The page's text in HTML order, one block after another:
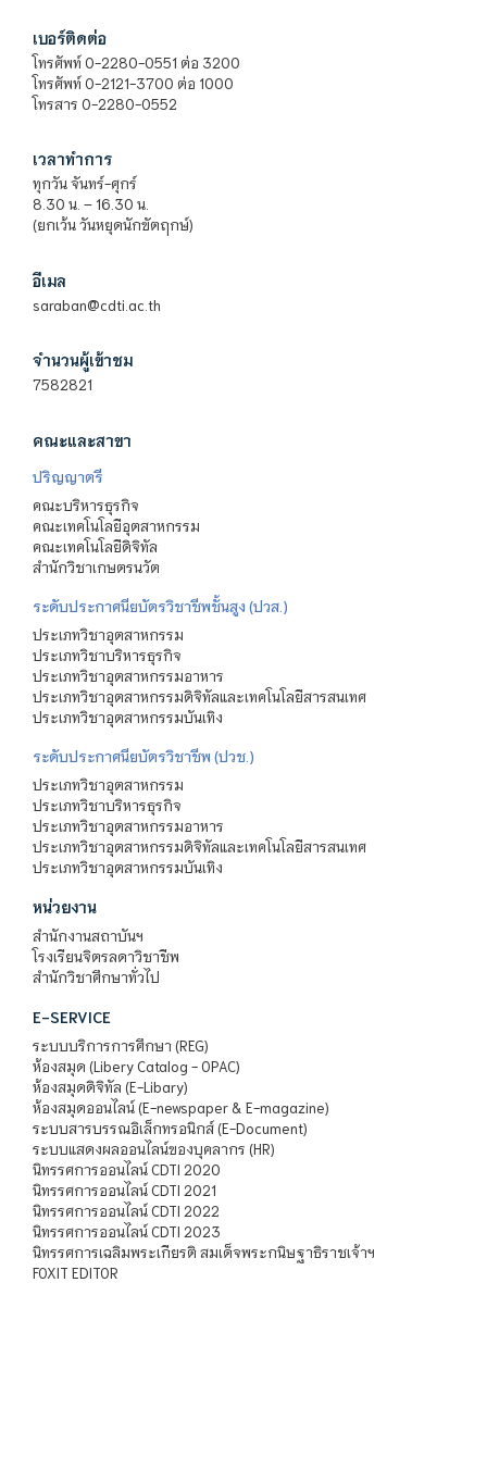
เบอร์ติดต่อ
โทรศัพท์ 0-2280-0551 ต่อ 3200
โทรศัพท์ 0-2121-3700 ต่อ 1000
โทรสาร 0-2280-0552
เวลาทำการ
ทุกวัน จันทร์-ศุกร์
8.30 น. – 16.30 น.
(ยกเว้น วันหยุดนักขัตฤกษ์)
อีเมล
saraban@cdti.ac.th
จำนวนผู้เข้าชม
7582821
คณะและสาขา
ปริญญาตรี
คณะบริหารธุรกิจ
คณะเทคโนโลยีอุตสาหกรรม
คณะเทคโนโลยีดิจิทัล
สำนักวิชาเกษตรนวัต
ระดับประกาศนียบัตรวิชาชีพชั้นสูง (ปวส.)
ประเภทวิชาอุตสาหกรรม
ประเภทวิชาบริหารธุรกิจ
ประเภทวิชาอุตสาหกรรมอาหาร
ประเภทวิชาอุตสาหกรรมดิจิทัลและเทคโนโลยีสารสนเทศ
ประเภทวิชาอุตสาหกรรมบันเทิง
ระดับประกาศนียบัตรวิชาชีพ (ปวช.)
ประเภทวิชาอุตสาหกรรม
ประเภทวิชาบริหารธุรกิจ
ประเภทวิชาอุตสาหกรรมอาหาร
ประเภทวิชาอุตสาหกรรมดิจิทัลและเทคโนโลยีสารสนเทศ
ประเภทวิชาอุตสาหกรรมบันเทิง
หน่วยงาน
สำนักงานสถาบันฯ
โรงเรียนจิตรลดาวิชาชีพ
สำนักวิชาศึกษาทั่วไป
E-SERVICE
ระบบบริการการศึกษา (REG)
ห้องสมุด (Libery Catalog - OPAC)
ห้องสมุดดิจิทัล (E-Libary)
ห้องสมุดออนไลน์ (E-newspaper & E-magazine)
ระบบสารบรรณอิเล็กทรอนิกส์ (E-Document)
ระบบแสดงผลออนไลน์ของบุคลากร (HR)
นิทรรศการออนไลน์ CDTI 2020
นิทรรศการออนไลน์ CDTI 2021
นิทรรศการออนไลน์ CDTI 2022
นิทรรศการออนไลน์ CDTI 2023
นิทรรศการเฉลิมพระเกียรติ สมเด็จพระกนิษฐาธิราชเจ้าฯ
FOXIT EDITOR